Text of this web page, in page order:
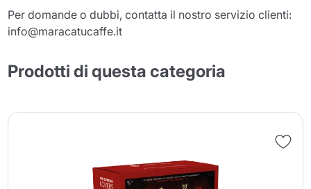
Per domande o dubbi, contatta il nostro servizio clienti:
info@maracatucaffe.it
Prodotti di questa categoria